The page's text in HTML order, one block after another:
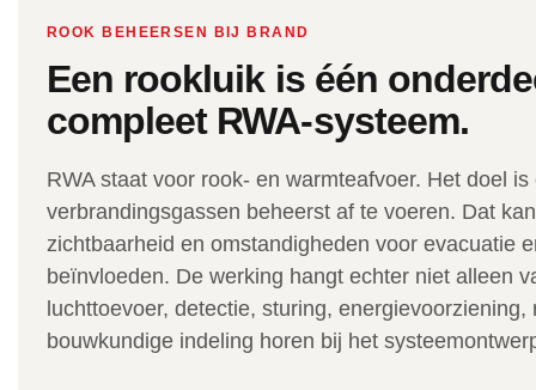
ROOK BEHEERSEN BIJ BRAND
Een rookluik is één
compleet RWA-systeem.
RWA staat voor rook- en warmteafvoer. Het doel
verbrandingsgassen beheerst af te voeren. Dat
zichtbaarheid en omstandigheden voor evacuatie
beïnvloeden. De werking hangt echter niet alleen
luchttoevoer, detectie, sturing, energievoorziening,
bouwkundige indeling horen bij het